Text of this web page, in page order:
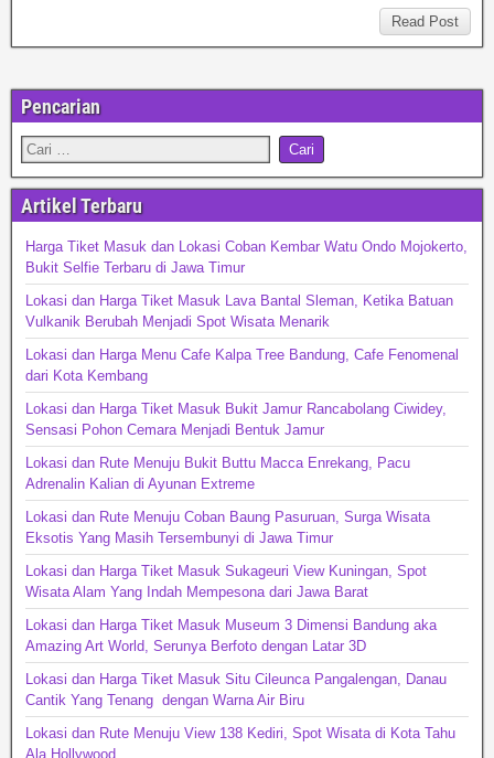
Read Post
Pencarian
Artikel Terbaru
Harga Tiket Masuk dan Lokasi Coban Kembar Watu Ondo Mojokerto,
Bukit Selfie Terbaru di Jawa Timur
Lokasi dan Harga Tiket Masuk Lava Bantal Sleman, Ketika Batuan
Vulkanik Berubah Menjadi Spot Wisata Menarik
Lokasi dan Harga Menu Cafe Kalpa Tree Bandung, Cafe Fenomenal
dari Kota Kembang
Lokasi dan Harga Tiket Masuk Bukit Jamur Rancabolang Ciwidey,
Sensasi Pohon Cemara Menjadi Bentuk Jamur
Lokasi dan Rute Menuju Bukit Buttu Macca Enrekang, Pacu
Adrenalin Kalian di Ayunan Extreme
Lokasi dan Rute Menuju Coban Baung Pasuruan, Surga Wisata
Eksotis Yang Masih Tersembunyi di Jawa Timur
Lokasi dan Harga Tiket Masuk Sukageuri View Kuningan, Spot
Wisata Alam Yang Indah Mempesona dari Jawa Barat
Lokasi dan Harga Tiket Masuk Museum 3 Dimensi Bandung aka
Amazing Art World, Serunya Berfoto dengan Latar 3D
Lokasi dan Harga Tiket Masuk Situ Cileunca Pangalengan, Danau
Cantik Yang Tenang dengan Warna Air Biru
Lokasi dan Rute Menuju View 138 Kediri, Spot Wisata di Kota Tahu
Ala Hollywood